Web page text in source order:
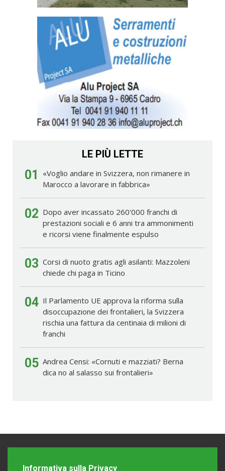
LE PIÙ LETTE
01
«Voglio andare in Svizzera, non rimanere in
Marocco a lavorare in fabbrica»
02 Dopo aver incassato 260'000 franchi di
prestazioni sociali e 6 anni tra ammonimenti
e ricorsi viene finalmente espulso
03 Corsi di nuoto gratis agli asilanti: Mazzoleni
chiede chi paga in Ticino
04 Il Parlamento UE approva la riforma sulla
disoccupazione dei frontalieri, la Svizzera
rischia una fattura da centinaia di milioni di
franchi
05 Andrea Censi: «Cornuti e mazziati? Berna
dica no al salasso sui frontalieri»
Informativa sulla Privacy